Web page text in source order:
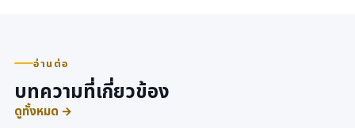
อ่านต่อ
บทความที่เกี่ยวข้อง
ดูทั้งหมด →